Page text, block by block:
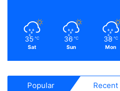
35 ℃
Sat
36 ℃
Sun
38 ℃
Mon
Popular Recent